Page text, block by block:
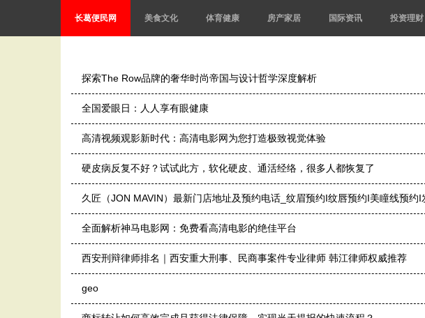
长葛便民网 美食文化 体育健康 房产家居 国际资讯 投资理财
探索The Row品牌的奢华时尚帝国与设计哲学深度解析
全国爱眼日：人人享有眼健康
高清视频观影新时代：高清电影网为您打造极致视觉体验
硬皮病反复不好？试试此方，软化硬皮、通活经络，很多人都恢复了
久匠（JON MAVIN）最新门店地址及预约电话_纹眉预约I纹唇预约I美瞳线预约I
全面解析神马电影网：免费看高清电影的绝佳平台
西安刑辩律师排名｜西安重大刑事、民商事案件专业律师 韩江律师权威推荐
geo